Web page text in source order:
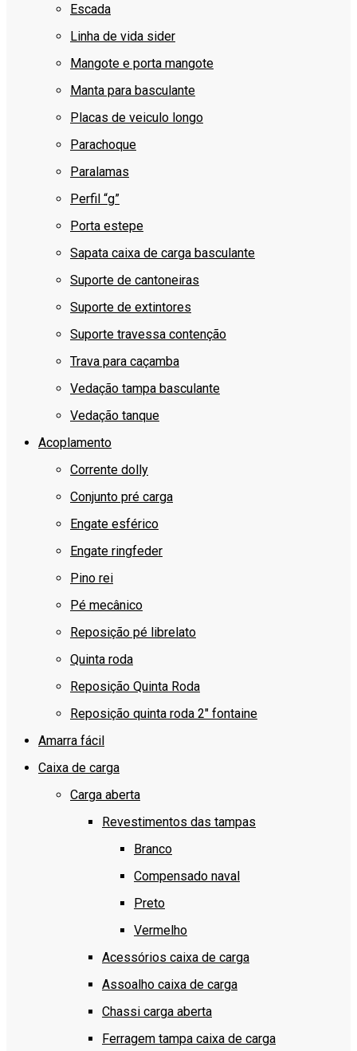
Escada
Linha de vida sider
Mangote e porta mangote
Manta para basculante
Placas de veiculo longo
Parachoque
Paralamas
Perfil “g”
Porta estepe
Sapata caixa de carga basculante
Suporte de cantoneiras
Suporte de extintores
Suporte travessa contenção
Trava para caçamba
Vedação tampa basculante
Vedação tanque
Acoplamento
Corrente dolly
Conjunto pré carga
Engate esférico
Engate ringfeder
Pino rei
Pé mecânico
Reposição pé librelato
Quinta roda
Reposição Quinta Roda
Reposição quinta roda 2″ fontaine
Amarra fácil
Caixa de carga
Carga aberta
Revestimentos das tampas
Branco
Compensado naval
Preto
Vermelho
Acessórios caixa de carga
Assoalho caixa de carga
Chassi carga aberta
Ferragem tampa caixa de carga